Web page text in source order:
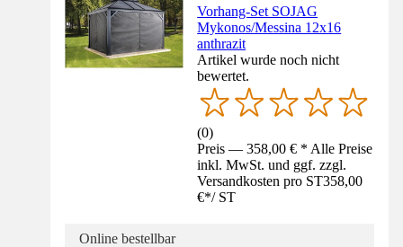
Vorhang-Set SOJAG
Mykonos/Messina 12x16
anthrazit
Artikel wurde noch nicht
bewertet.
(0)
Preis — 358,00 € * Alle Preise
inkl. MwSt. und ggf. zzgl.
Versandkosten pro ST358,00
€*/ ST
Online bestellbar